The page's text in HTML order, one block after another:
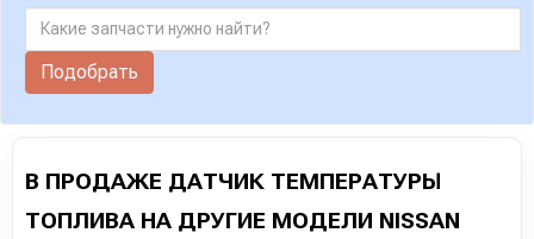
Подобрать
В ПРОДАЖЕ ДАТЧИК ТЕМПЕРАТУРЫ
ТОПЛИВА НА ДРУГИЕ МОДЕЛИ NISSAN